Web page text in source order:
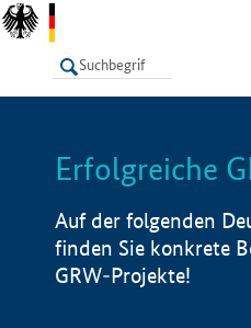
LISTE
Erfolgreiche
Auf der folgenden
finden Sie konkrete
GRW-Projekte!